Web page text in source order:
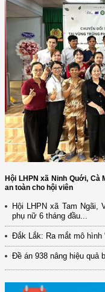
Hội LHPN xã Ninh Quới, Cà
an toàn cho hội viên
Hội LHPN xã Tam Ngãi,
phụ nữ 6 tháng đầu...
Đắk Lắk: Ra mắt mô hình
Đề án 938 nâng hiệu quả
(12/TB-HĐKH) V/v đăng
đổi mới ...
(898/KH/ĐCT) Kế hoạch
31/10/2025 ...
(417/QĐ-BNNMT) Quyết
xây dựng ...